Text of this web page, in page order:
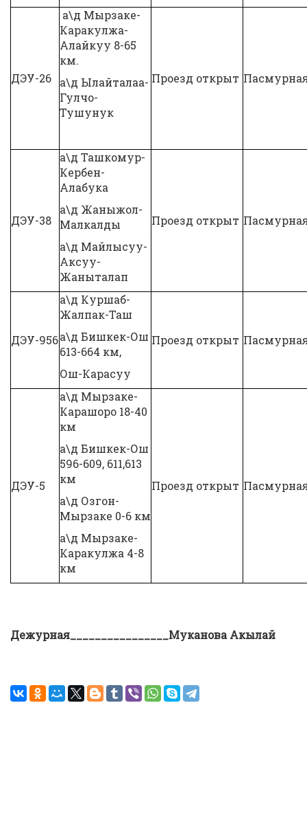
ДЭУ-26
а\д Мырзаке-
Каракулжа-
Алайкуу 8-65
км.
а\д Ылайталаа-
Гулчо-
Тушунук
Проезд открыт
ДЭУ-38
а\д Ташкомур-
Кербен-
Алабука
а\д Жаныжол-
Малкалды
а\д Майлысуу-
Аксуу-
Жаныталап
Проезд открыт
ДЭУ-956
а\д Куршаб-
Жалпак-Таш
а\д Бишкек-Ош
613-664 км,
Ош-Карасуу
Проезд открыт
ДЭУ-5
а\д Мырзаке-
Карашоро 18-40
км
а\д Бишкек-Ош
596-609, 611,613
км
а\д Озгон-
Мырзаке 0-6 км
а\д Мырзаке-
Каракулжа 4-8
км
Проезд открыт
Дежурная_ __Муканова Акылай